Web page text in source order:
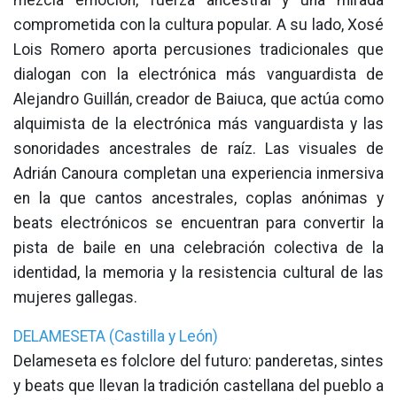
comprometida con la cultura popular. A su lado, Xosé
Lois Romero aporta percusiones tradicionales que
dialogan con la electrónica más vanguardista de
Alejandro Guillán, creador de Baiuca, que actúa como
alquimista de la electrónica más vanguardista y las
sonoridades ancestrales de raíz. Las visuales de
Adrián Canoura completan una experiencia inmersiva
en la que cantos ancestrales, coplas anónimas y
beats electrónicos se encuentran para convertir la
pista de baile en una celebración colectiva de la
identidad, la memoria y la resistencia cultural de las
mujeres gallegas.
DELAMESETA (Castilla y León)
Delameseta es folclore del futuro: panderetas, sintes
y beats que llevan la tradición castellana del pueblo a